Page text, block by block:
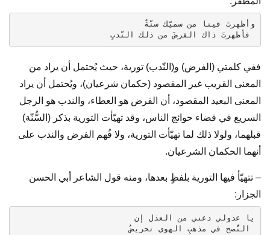
وأظهرتَ فينا من سميّك سنّةٌ
ففي كلمتي (الفرض) و(النّدب) تورية، حيث يُحتمل أن يراد من
المعنى القريب غير المقصود (حكمان شرعيان)، ويُحتمل أن يراد
المعنى البعيد المقصود، أن الفرض هو العطاء، والندب هو الرجل
السريع في قضاء حوائج الناس، وقد تهيّأت التورية بذكر (السُّنّة)
قبلهما، ولولا ذلك لما تهيّأت التورية، ولا فُهم الفرض والندب على
أنهما الحكمان الشرعيان.
– تتهيّأ فيها التورية بلفظٍ بعدها، ومنه قول الشاعر أبي الحسن
الجزار:
يا عذولي دعني من العذل إن